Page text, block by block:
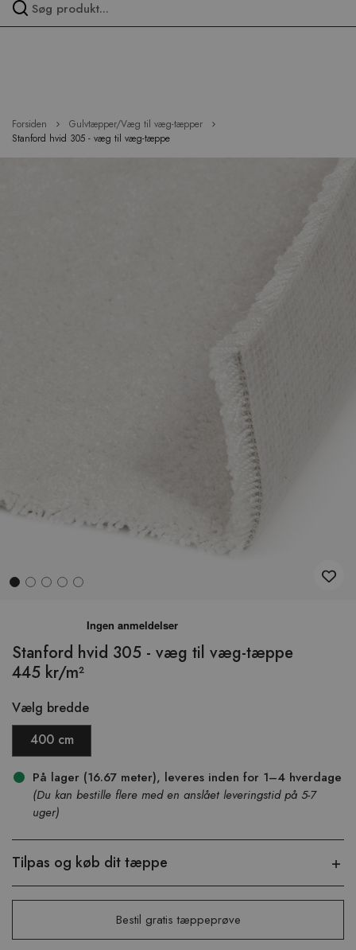
Forsiden
Gulvtæpper/Væg til væg-tæpper
Stanford hvid 305 - væg til væg-tæppe
Stanford hvid 305 - væg til væg-tæppe
445 kr/m²
Vælg bredde
400 cm
På lager (16.67 meter), leveres inden for 1–4 hverdage
(Du kan bestille flere med en anslået leveringstid på 5-7
uger)
Tilpas og køb dit tæppe
Bestil gratis tæppeprøve
begyndelsen
af
billedgalleriet